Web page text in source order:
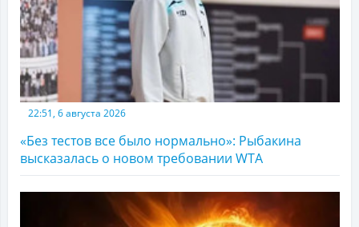
22:51, 6 августа 2026
«Без тестов все было нормально»: Рыбакина
высказалась о новом требовании WTA